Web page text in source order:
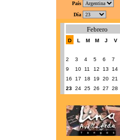
País
Día
Febrero
D L M M J V
2
3 4 5 6 7
9
10 11 12 13 14
16
17 18 19 20 21
23 24 25 26 27 28